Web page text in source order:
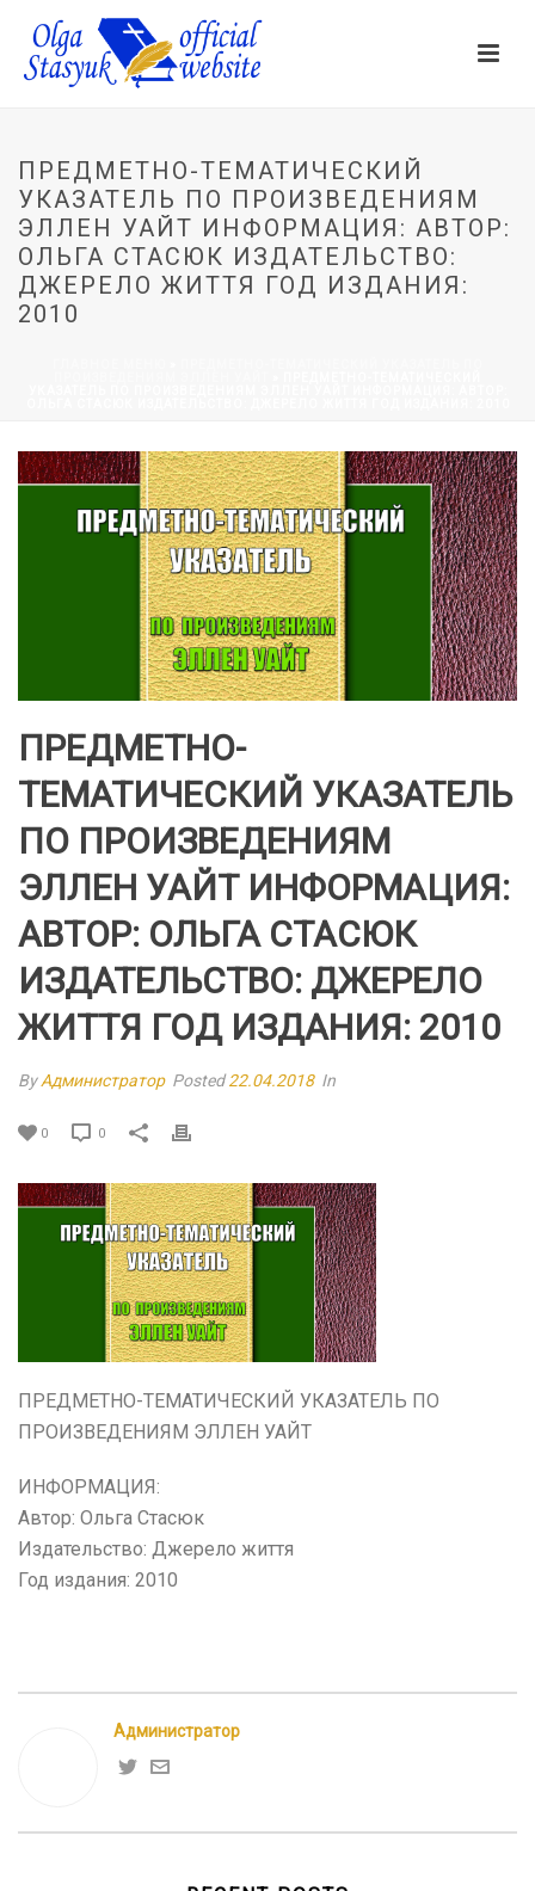
ПРЕДМЕТНО-ТЕМАТИЧЕСКИЙ
УКАЗАТЕЛЬ ПО ПРОИЗВЕДЕНИЯМ
ЭЛЛЕН УАЙТ ИНФОРМАЦИЯ: АВТОР:
ОЛЬГА СТАСЮК ИЗДАТЕЛЬСТВО:
ДЖЕРЕЛО ЖИТТЯ ГОД ИЗДАНИЯ:
2010
ПРЕДМЕТНО-
ТЕМАТИЧЕСКИЙ УКАЗАТЕЛЬ
ПО ПРОИЗВЕДЕНИЯМ
ЭЛЛЕН УАЙТ ИНФОРМАЦИЯ:
АВТОР: ОЛЬГА СТАСЮК
ИЗДАТЕЛЬСТВО: ДЖЕРЕЛО
ЖИТТЯ ГОД ИЗДАНИЯ: 2010
ByАдминистратор Posted22.04.2018 In
0 0
ПРЕДМЕТНО-ТЕМАТИЧЕСКИЙ УКАЗАТЕЛЬ ПО
ПРОИЗВЕДЕНИЯМ ЭЛЛЕН УАЙТ
ИНФОРМАЦИЯ:
Автор: Ольга Стасюк
Издательство: Джерело життя
Год издания: 2010
Администратор